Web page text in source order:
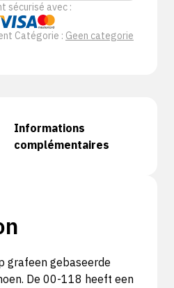
sécurisé avec :
Catégorie : Geen categorie
Informations
complémentaires
grafeen gebaseerde
De 00-118 heeft een